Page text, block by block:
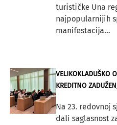
turističke Una
najpopularnijih
manifestacija...
VELIKOKLADUŠKO
KREDITNO
Na 23. redovnoj
dali saglasnost